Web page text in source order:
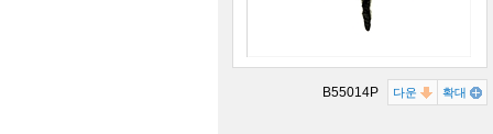
B55014P 다운 확대